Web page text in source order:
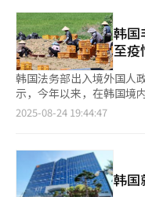
45.5%。
（18%）、生活支持（
心理福利（2%）。 具体来看，Z世代最为青睐的是“绩效奖
金”，占比41%；“每周
假”（14%）分列第二和
季休假（7%）、生活费
（5%）、提供餐食（4%
等。 反之，在最不受欢迎的福利项目中，如体育大会、团建
等“强制性活动”位居首位
需参与的活动”紧随其后
低的小额福利（10%）、
不受欢迎的周边产品和低
韩国
至疫
韩国法务部出入境外国人
示，今年以来，在韩国境
持续下降，目前已回落至新冠疫
非法滞留人口在2021年达
首次突破40万大关，
情形势缓和，国际往来逐
2025-08-24 19:44:47
韩国